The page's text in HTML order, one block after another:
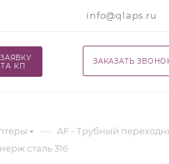
info@qlaps.ru
ЗАКАЗАТЬ
КП
— AF - Трубный
316